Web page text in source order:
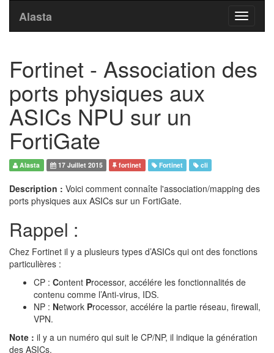
Toggle
Alasta
Fortinet - Association des
ports physiques aux
ASICs NPU sur un
FortiGate
Alasta 17 Juillet 2015 fortinet Fortinet cli
Description : Voici comment connaîte l'association/mapping des
ports physiques aux ASICs sur un FortiGate.
Rappel :
Chez Fortinet il y a plusieurs types d’ASICs qui ont des fonctions
particulières :
CP : Content Processor, accélére les fonctionnalités de
contenu comme l’Anti-virus, IDS.
NP : Network Processor, accélére la partie réseau, firewall,
VPN.
Note : il y a un numéro qui suit le CP/NP, il indique la génération
des ASICs.